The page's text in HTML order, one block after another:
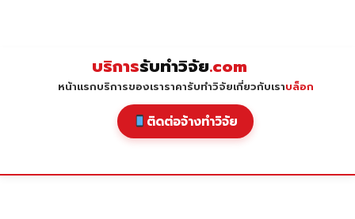
บริการรับทำวิจัย.com
หน้าแรกบริการของเราราคารับทำวิจัยเกี่ยวกับเราบล็อก
ติดต่อจ้างทำวิจัย